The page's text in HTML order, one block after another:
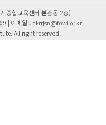
종합교육센터 본관동 2층)
| 이메일 : qkrrjsn@fowi.or.kr
All right reserved.